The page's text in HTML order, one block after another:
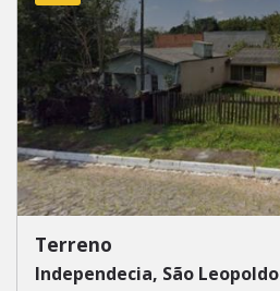
Terreno
Independecia, São Leopoldo